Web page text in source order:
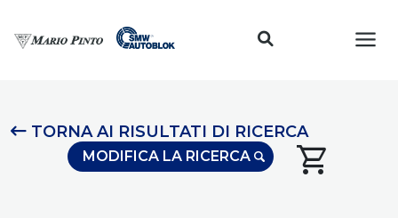
TORNA AI RISULTATI DI RICERCA
MODIFICA LA RICERCA shopping_cart